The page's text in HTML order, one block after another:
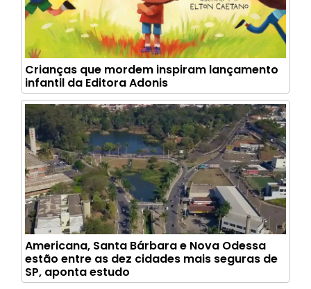
Crianças que mordem inspiram lançamento
infantil da Editora Adonis
Americana, Santa Bárbara e Nova Odessa
estão entre as dez cidades mais seguras de
SP, aponta estudo